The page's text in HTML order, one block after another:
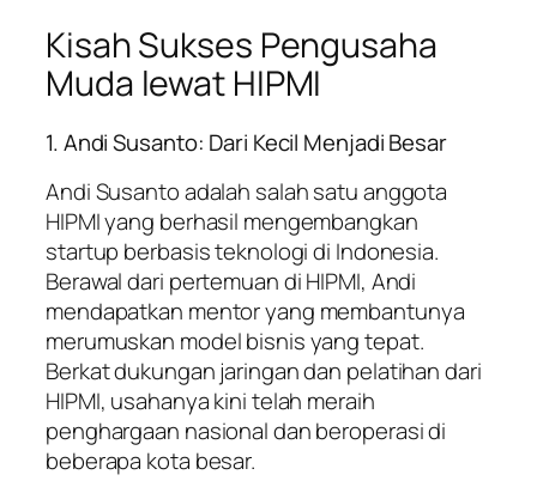
Kisah Sukses Pengusaha
Muda lewat HIPMI
1. Andi Susanto: Dari Kecil Menjadi Besar
Andi Susanto adalah salah satu anggota
HIPMI yang berhasil mengembangkan
startup berbasis teknologi di Indonesia.
Berawal dari pertemuan di HIPMI, Andi
mendapatkan mentor yang membantunya
merumuskan model bisnis yang tepat.
Berkat dukungan jaringan dan pelatihan dari
HIPMI, usahanya kini telah meraih
penghargaan nasional dan beroperasi di
beberapa kota besar.